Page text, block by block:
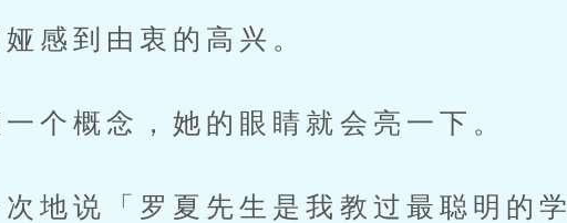
感到由衷的高兴。
个概念，她的眼睛就会亮一下。
地说「罗夏先生是我教过最聪明的学